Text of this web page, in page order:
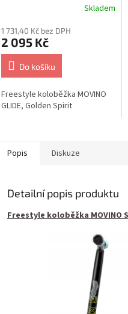
Skladem
1 731,40 Kč bez DPH
2 095 Kč
Do košíku
Freestyle koloběžka MOVINO
GLIDE, Golden Spirit
Popis Diskuze
Detailní popis produktu
Freestyle koloběžka MOVINO